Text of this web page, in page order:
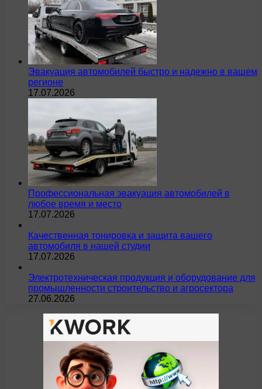
Эвакуация автомобилей быстро и надежно в вашем
регионе
17.07.2026
Профессиональная эвакуация автомобилей в
любое время и место
17.07.2026
Качественная тонировка и защита вашего
автомобиля в нашей студии
17.07.2026
Электротехническая продукция и оборудование для
промышленности строительство и агросектора
27.06.2026